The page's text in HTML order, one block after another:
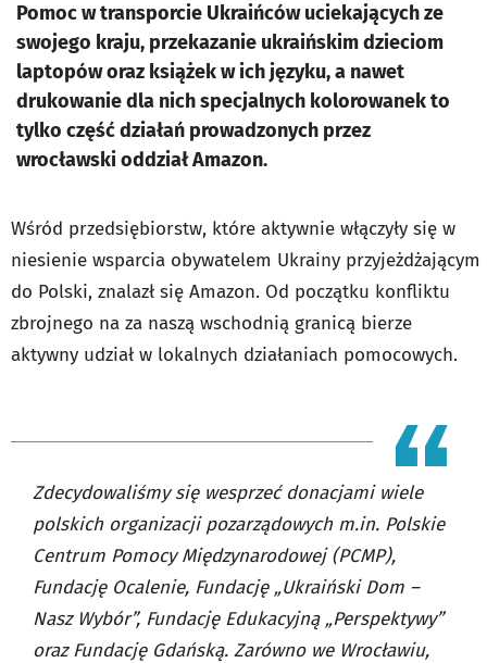
Pomoc w transporcie Ukraińców uciekających ze
swojego kraju, przekazanie ukraińskim dzieciom
laptopów oraz książek w ich języku, a nawet
drukowanie dla nich specjalnych kolorowanek to
tylko część działań prowadzonych przez
wrocławski oddział Amazon.
Wśród przedsiębiorstw, które aktywnie włączyły się w
niesienie wsparcia obywatelem Ukrainy przyjeżdżającym
do Polski, znalazł się Amazon. Od początku konfliktu
zbrojnego na za naszą wschodnią granicą bierze
aktywny udział w lokalnych działaniach pomocowych.
Zdecydowaliśmy się wesprzeć donacjami wiele
polskich organizacji pozarządowych m.in. Polskie
Centrum Pomocy Międzynarodowej (PCMP),
Fundację Ocalenie, Fundację „Ukraiński Dom –
Nasz Wybór”, Fundację Edukacyjną „Perspektywy”
oraz Fundację Gdańską. Zarówno we Wrocławiu,